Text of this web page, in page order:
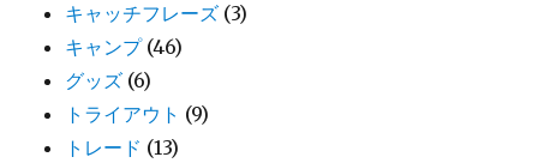
キャッチフレーズ (3)
キャンプ(46)
グッズ (6)
トライアウト (9)
トレード (13)